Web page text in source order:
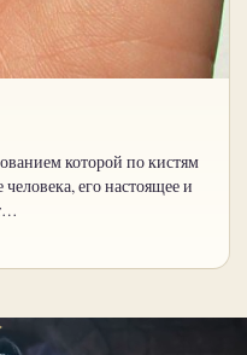
которой по кистям
его настоящее и